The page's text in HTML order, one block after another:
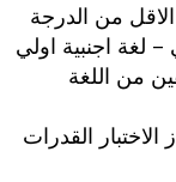
من الدرجة
– ‬لغة اجنبية اولي‮
من اللغة
القدرات